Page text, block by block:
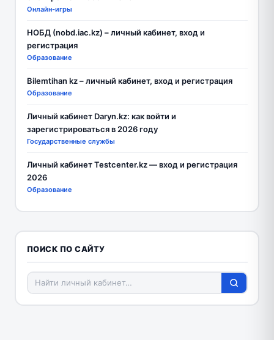
Онлайн-игры
НОБД (nobd.iac.kz) – личный кабинет, вход и
регистрация
Образование
Bilemtihan kz – личный кабинет, вход и регистрация
Образование
Личный кабинет Daryn.kz: как войти и
зарегистрироваться в 2026 году
Государственные службы
Личный кабинет Testcenter.kz — вход и регистрация
2026
Образование
ПОИСК ПО САЙТУ